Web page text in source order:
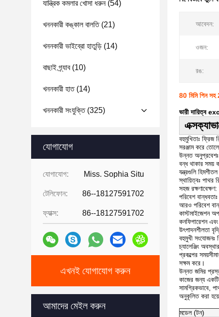
যান্ত্রিক কমলার খোসা ধরুন(54)
খননকারী কঙ্কাল বালতি(21)
খননকারী ভাইব্রো হাতুড়ি (14)
বাছাই গ্র্যাব(10)
খননকারী হাত(14)
খননকারী সংযুক্তি(325)
যোগাযোগ
যোগাযোগ: Miss. Sophia Situ
টেলিফোন: 86--18127591702
ফ্যাক্স: 86--18127591702
এখনই যোগাযোগ করুন
আমাদের মেইল ​​করুন
আবেদন:
ওজন:
রঙ:
80 মিমি পিন সহ
ভারী দায়িত্ব
বহুমুখিতাঃ ফ্রিজ
সরঞ্জাম করে
উন্নত অনুপ্রবেশঃ
বন্ধ থাকার সময়
যন্ত্রগুলি
স্থায়িত্বঃ পাথর
সহজ
পরিবেশ
আরও পরিবেশ
কাস্টমাইজেশন
কনফিগারেশন এবং
উৎপাদনশীলতা
বহুমুখী সংযোজনঃ
চ্যালেঞ্জিং
প্রকল্পের
সক্ষম করে।
উন্নত জমির
কাজের জন্য
সামগ্রিকভাবে,
অনুকূলিত করা
মডেল (টন)